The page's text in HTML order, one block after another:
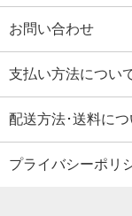
お問い合わせ
支払い方法につい
配送方法･送料につ
プライバシーポリ